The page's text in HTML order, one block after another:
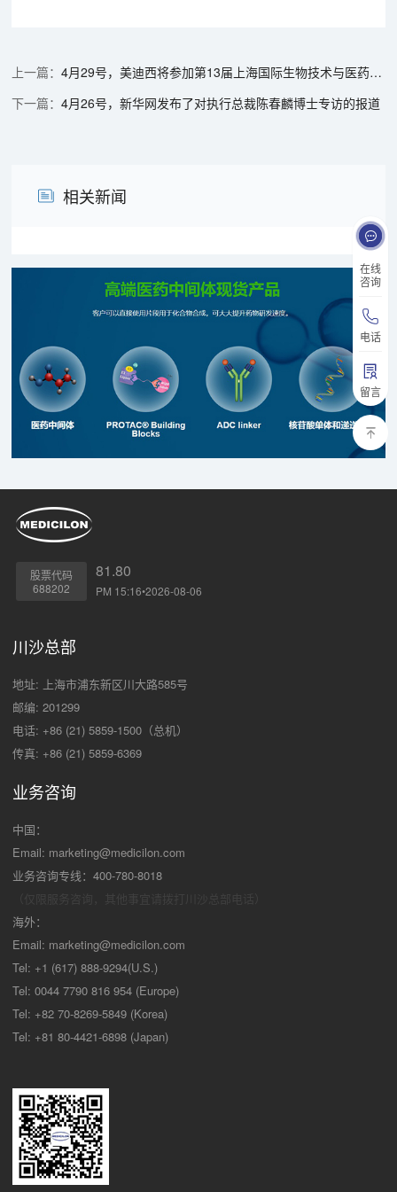
在线
咨询
电话
留言
4月29号，美迪西将参加第13届上海国际生物技术与医药研讨会
4月26号，新华网发布了对执行总裁陈春麟博士专访的报道
相关新闻
股票代码
688202
81.80
PM 15:16•2026-08-06
川沙总部
地址: 上海市浦东新区川大路585号
邮编: 201299
电话: +86 (21) 5859-1500（总机）
传真: +86 (21) 5859-6369
业务咨询
中国：
Email: marketing@medicilon.com
业务咨询专线：400-780-8018
海外：
Email: marketing@medicilon.com
Tel: +1 (617) 888-9294(U.S.)
Tel: 0044 7790 816 954 (Europe)
Tel: +82 70-8269-5849 (Korea)
Tel: +81 80-4421-6898 (Japan)